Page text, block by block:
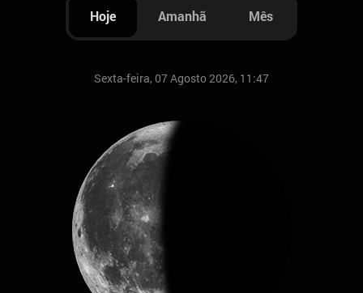
Hoje Amanhã Mês
Sexta-feira, 07 Agosto 2026, 11:47